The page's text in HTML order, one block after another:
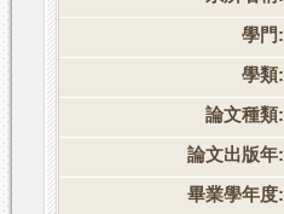
學門:
學類:
論文種類:
論文出版年:
畢業學年度: